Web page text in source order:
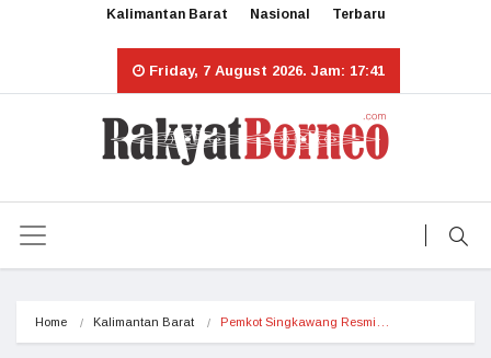
Kalimantan Barat Nasional Terbaru
Friday, 7 August 2026. Jam: 17:41
Home Kalimantan Barat Pemkot Singkawang Resmi…